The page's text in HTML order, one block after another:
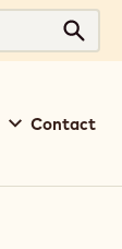
Contact